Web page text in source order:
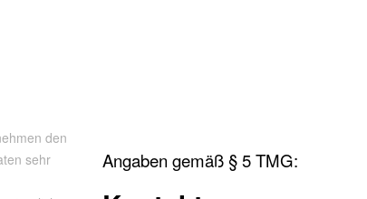
den
sehr
Angaben gemäß § 5 TMG: